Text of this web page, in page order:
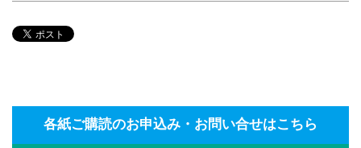
各紙ご購読のお申込み・お問い合せはこちら